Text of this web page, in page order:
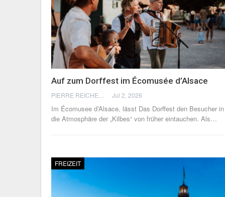
Auf zum Dorffest im Écomusée d’Alsace
Jul 2, 2026
Im Écomusee d’Alsace, lässt Das Dorffest den Besucher in
die Atmosphäre der „Kilbes“ von früher eintauchen. Als…
FREIZEIT